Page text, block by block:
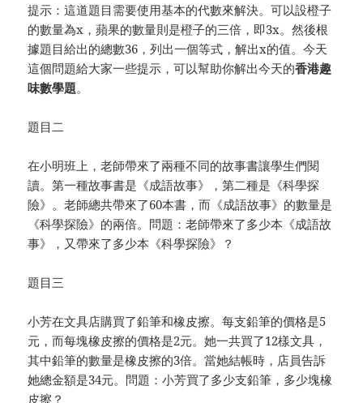
提示：這道題目需要使用基本的代數來解決。可以設橙子
的數量為x，蘋果的數量則是橙子的三倍，即3x。然後根
據題目給出的總數36，列出一個等式，解出x的值。今天
這個問題給大家一些提示，可以幫助你解出今天的香港趣
味數學題。
題目二
在小明班上，老師帶來了兩種不同的故事書讓學生們閱
讀。第一種故事書是《成語故事》，第二種是《科學探
險》。老師總共帶來了60本書，而《成語故事》的數量是
《科學探險》的兩倍。問題：老師帶來了多少本《成語故
事》，又帶來了多少本《科學探險》？
題目三
小芳在文具店購買了鉛筆和橡皮擦。每支鉛筆的價格是5
元，而每塊橡皮擦的價格是2元。她一共買了12樣文具，
其中鉛筆的數量是橡皮擦的3倍。當她結帳時，店員告訴
她總金額是34元。問題：小芳買了多少支鉛筆，多少塊橡
皮擦？